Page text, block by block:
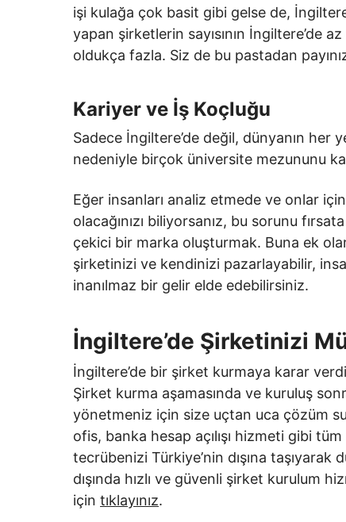
işi kulağa çok basit gibi gelse de,
yapan şirketlerin sayısının İngiltere’de
oldukça fazla. Siz de bu pastadan
Kariyer ve İş Koçluğu
Sadece İngiltere’de değil, dünyanın
nedeniyle birçok üniversite mezununu
Eğer insanları analiz etmede ve onlar için
olacağınızı biliyorsanız, bu sorunu
çekici bir marka oluşturmak. Buna ek
şirketinizi ve kendinizi pazarlayabilir,
inanılmaz bir gelir elde edebilirsiniz.
İngiltere’de Şirketinizi
İngiltere’de bir şirket kurmaya karar
Şirket kurma aşamasında ve kuruluş
yönetmeniz için size uçtan uca çözüm
ofis, banka hesap açılışı hizmeti gibi
tecrübenizi Türkiye’nin dışına
dışında hızlı ve güvenli şirket kurulum
için tıklayınız.